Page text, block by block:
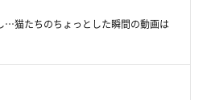
…猫たちのちょっとした瞬間の動画は